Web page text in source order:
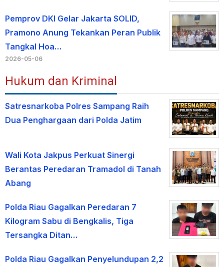
Pemprov DKI Gelar Jakarta SOLID,
Pramono Anung Tekankan Peran Publik
Tangkal Hoa…
2026-05-06
Hukum dan Kriminal
Satresnarkoba Polres Sampang Raih
Dua Penghargaan dari Polda Jatim
Wali Kota Jakpus Perkuat Sinergi
Berantas Peredaran Tramadol di Tanah
Abang
Polda Riau Gagalkan Peredaran 7
Kilogram Sabu di Bengkalis, Tiga
Tersangka Ditan…
Polda Riau Gagalkan Penyelundupan 2,2